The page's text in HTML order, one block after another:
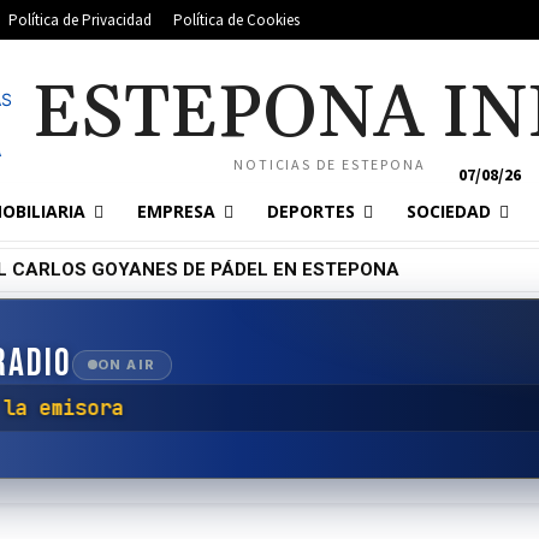
Política de Privacidad Política de Cookies
ESTEPONA
NOTICIAS DE ESTEPONA 07/08/26
EMPRESA DEPORTES SOCIEDAD
GOYANES DE PÁDEL EN ESTEPONA
ON AIR
con la emisora